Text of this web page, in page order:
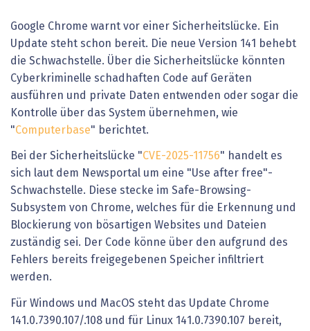
Google Chrome warnt vor einer Sicherheitslücke. Ein
Update steht schon bereit. Die neue Version 141 behebt
die Schwachstelle. Über die Sicherheitslücke könnten
Cyberkriminelle schadhaften Code auf Geräten
ausführen und private Daten entwenden oder sogar die
Kontrolle über das System übernehmen, wie
"Computerbase" berichtet.
Bei der Sicherheitslücke "CVE-2025-11756" handelt es
sich laut dem Newsportal um eine "Use after free"-
Schwachstelle. Diese stecke im Safe-Browsing-
Subsystem von Chrome, welches für die Erkennung und
Blockierung von bösartigen Websites und Dateien
zuständig sei. Der Code könne über den aufgrund des
Fehlers bereits freigegebenen Speicher infiltriert
werden.
Für Windows und MacOS steht das Update Chrome
141.0.7390.107/.108 und für Linux 141.0.7390.107 bereit,